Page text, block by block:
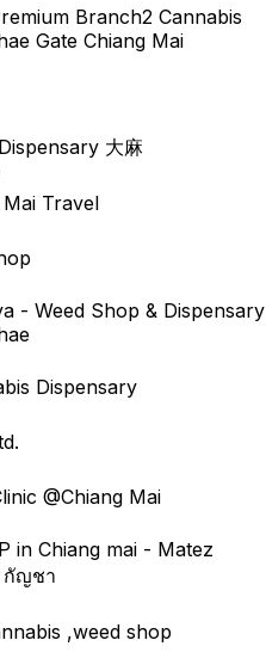
Branch2 Cannabis
Gate Chiang Mai
大麻
Travel
- Weed Shop & Dispensary
Dispensary
@Chiang Mai
in Chiang mai - Matez
กัญชา
,weed shop